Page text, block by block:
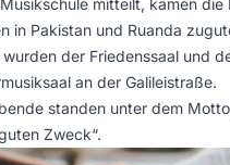
mitteilt, kamen die
in Pakistan und Ruanda
wurden der Friedenssaal und
an der Galileistraße.
standen unter dem
Zweck“.